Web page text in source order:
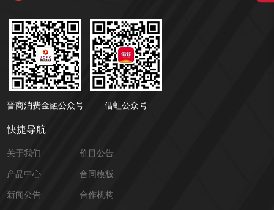
晋商消费金融公众号 借蛙公众号
快捷导航
关于我们
产品中心
新闻公告
价目公告
合同模板
合作机构